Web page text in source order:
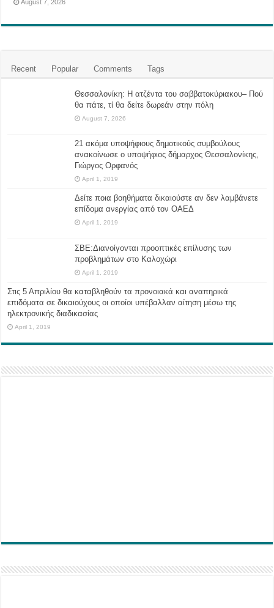
August 7, 2026
Recent Popular Comments Tags
Θεσσαλονίκη: Η ατζέντα του σαββατοκύριακου– Πού
θα πάτε, τί θα δείτε δωρεάν στην πόλη
August 7, 2026
21 ακόμα υποψήφιους δημοτικούς συμβούλους
ανακοίνωσε ο υποψήφιος δήμαρχος Θεσσαλονίκης,
Γιώργος Ορφανός
April 1, 2019
Δείτε ποια βοηθήματα δικαιούστε αν δεν λαμβάνετε
επίδομα ανεργίας από τον ΟΑΕΔ
April 1, 2019
ΣΒΕ:Διανοίγονται προοπτικές επίλυσης των
προβλημάτων στο Καλοχώρι
April 1, 2019
Στις 5 Απριλίου θα καταβληθούν τα προνοιακά και αναπηρικά
επιδόματα σε δικαιούχους οι οποίοι υπέβαλλαν αίτηση μέσω της
ηλεκτρονικής διαδικασίας
April 1, 2019